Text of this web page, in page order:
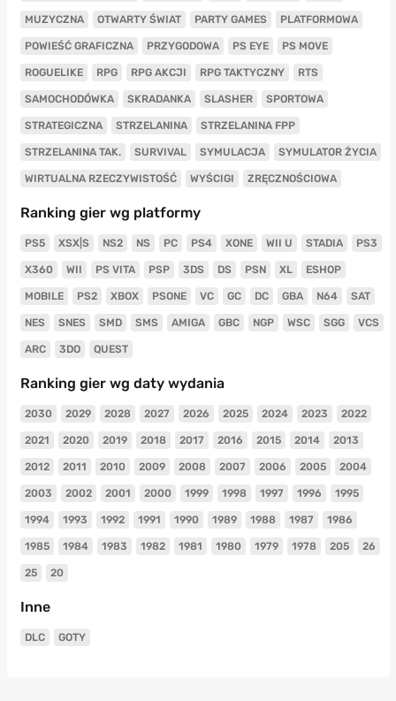
MUZYCZNA OTWARTY ŚWIAT PARTY GAMES PLATFORMOWA
POWIEŚĆ GRAFICZNA PRZYGODOWA PS EYE PS MOVE
ROGUELIKE RPG RPG AKCJI RPG TAKTYCZNY RTS
SAMOCHODÓWKA SKRADANKA SLASHER SPORTOWA
STRATEGICZNA STRZELANINA STRZELANINA FPP
STRZELANINA TAK. SURVIVAL SYMULACJA SYMULATOR ŻYCIA
WIRTUALNA RZECZYWISTOŚĆ WYŚCIGI ZRĘCZNOŚCIOWA
Ranking gier wg platformy
PS5 XSX|S NS2 NS PC PS4 XONE WII U STADIA PS3
X360 WII PS VITA PSP 3DS DS PSN XL ESHOP
MOBILE PS2 XBOX PSONE VC GC DC GBA N64 SAT
NES SNES SMD SMS AMIGA GBC NGP WSC SGG VCS
ARC 3DO QUEST
Ranking gier wg daty wydania
2030 2029 2028 2027 2026 2025 2024 2023 2022
2021 2020 2019 2018 2017 2016 2015 2014 2013
2012 2011 2010 2009 2008 2007 2006 2005 2004
2003 2002 2001 2000 1999 1998 1997 1996 1995
1994 1993 1992 1991 1990 1989 1988 1987 1986
1985 1984 1983 1982 1981 1980 1979 1978 205 26
25 20
Inne
DLC GOTY